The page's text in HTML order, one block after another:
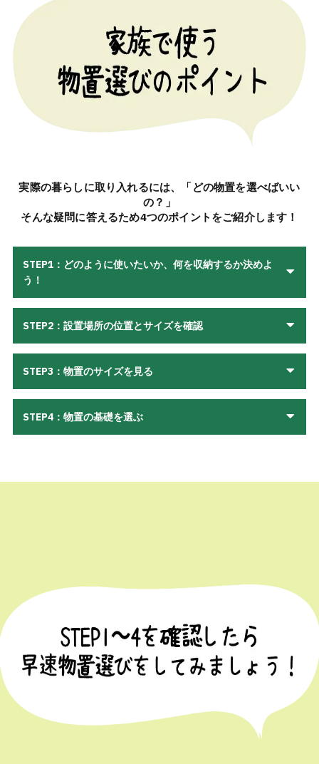
実際の暮らしに取り入れるには、「どの物置を選べばいい
の？」
そんな疑問に答えるため4つのポイントをご紹介します！
STEP1：どのように使いたいか、何を収納するか決めよ
う！
STEP2：設置場所の位置とサイズを確認
STEP3：物置のサイズを見る
STEP4：物置の基礎を選ぶ